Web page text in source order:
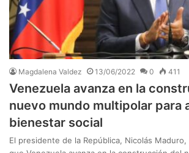
Magdalena Valdez 13/06/2022 0 411
Venezuela avanza en la
nuevo mundo multipolar para
bienestar social
El presidente de la República, Nicolás